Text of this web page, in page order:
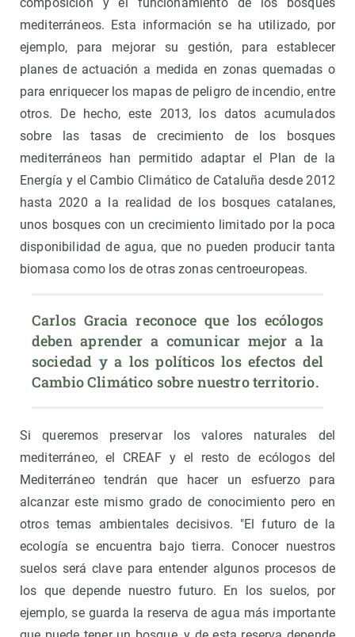
mediterráneos. Esta información se ha utilizado, por
ejemplo, para mejorar su gestión, para establecer
planes de actuación a medida en zonas quemadas o
para enriquecer los mapas de peligro de incendio, entre
otros. De hecho, este 2013, los datos acumulados
sobre las tasas de crecimiento de los bosques
mediterráneos han permitido adaptar el Plan de la
Energía y el Cambio Climático de Cataluña desde 2012
hasta 2020 a la realidad de los bosques catalanes,
unos bosques con un crecimiento limitado por la poca
disponibilidad de agua, que no pueden producir tanta
biomasa como los de otras zonas centroeuropeas.
Carlos Gracia reconoce que los ecólogos
deben aprender a comunicar mejor a la
sociedad y a los políticos los efectos del
Cambio Climático sobre nuestro territorio.
Si queremos preservar los valores naturales del
mediterráneo, el CREAF y el resto de ecólogos del
Mediterráneo tendrán que hacer un esfuerzo para
alcanzar este mismo grado de conocimiento pero en
otros temas ambientales decisivos. "El futuro de la
ecología se encuentra bajo tierra. Conocer nuestros
suelos será clave para entender algunos procesos de
los que depende nuestro futuro. En los suelos, por
ejemplo, se guarda la reserva de agua más importante